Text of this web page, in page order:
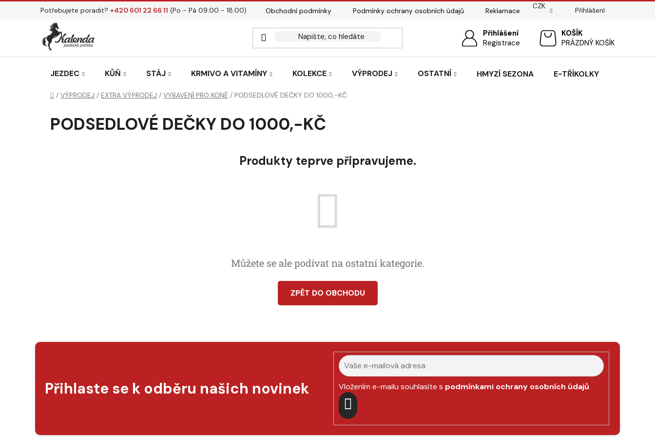
Přejít
Potřebujete poradit? +420 601 22 66 11 (Po - Pá 09:00 - 18:00) Obchodní podmínky Podmínky ochrany osobních údajů
Reklamace
Pasování sedel pro koně
CZK
Přihlášení
Přihlášení
Registrace
NÁKUPNÍPRÁZDNÝ KOŠÍK
JEZDEC KŮŇ STÁJ KRMIVO A VITAMÍNY KOLEKCE VÝPRODEJ OSTATNÍ HMYZÍ SEZONA E-TŘÍKOLKY
Domů
/ VÝPRODEJ / EXTRA VÝPRODEJ / VYBAVENÍ PRO KONĚ / PODSEDLOVÉ DEČKY DO 1000,-KČ
PODSEDLOVÉ DEČKY DO 1000,-KČ
Produkty teprve připravujeme.
Můžete se ale podívat na ostatní kategorie.
ZPĚT DO OBCHODU
Přihlaste se k odběru našich novinek Vložením e-mailu souhlasíte s podmínkami ochrany osobních údajů
PŘIHLÁSIT